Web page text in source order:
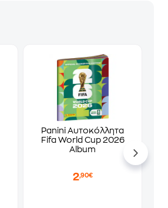
Panini Αυτοκόλλητα
Fifa World Cup 2026
Album
2,90€